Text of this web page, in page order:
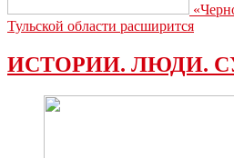
Тульской области расширится
ИСТОРИИ. ЛЮДИ.